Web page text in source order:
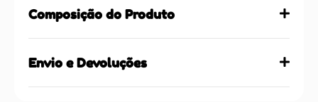
Composição do Produto
Envio e Devoluções